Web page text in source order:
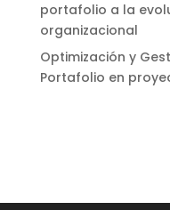
portafolio a la
organizacional
Optimización y
Portafolio en